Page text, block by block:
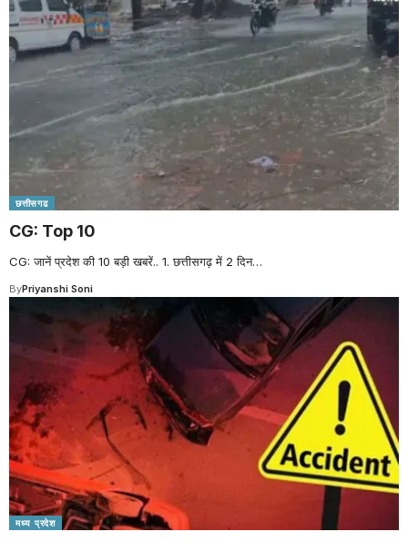
छत्तीसगढ
CG: Top 10
CG: जानें प्रदेश की 10 बड़ी खबरें.. 1. छत्तीसगढ़ में 2 दिन…
ByPriyanshi Soni
मध्य प्रदेश